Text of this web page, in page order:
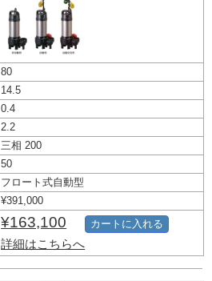
80
14.5
0.4
2.2
三相 200
50
フロート式自動型
¥391,000
¥163,100
詳細はこちらへ
カートに入れる